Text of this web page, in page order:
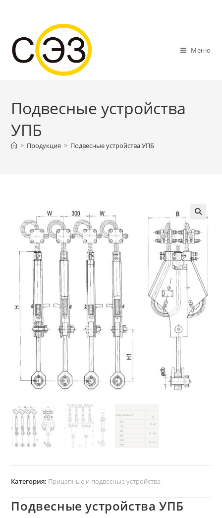
содержимому
Меню
Подвесные устройства
УПБ
> Продукция > Подвесные устройства УПБ
Категория: Прицепные и подвесные устройства
Подвесные устройства УПБ